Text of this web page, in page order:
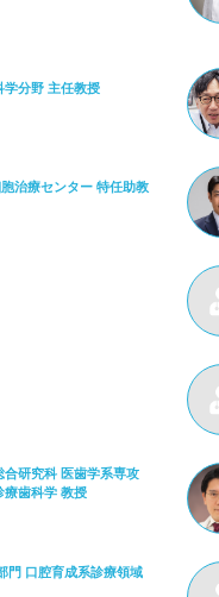
学分野 主任教授
治療センター 特任助教
研究科 医歯学系専攻
療歯科学 教授
門 口腔育成系診療領域